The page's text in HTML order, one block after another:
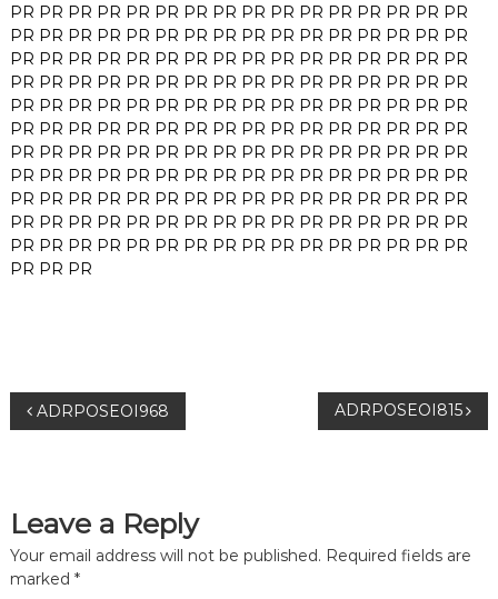
PR PR PR PR PR PR PR PR PR PR PR PR PR PR PR PR
PR PR PR PR PR PR PR PR PR PR PR PR PR PR PR PR
PR PR PR PR PR PR PR PR PR PR PR PR PR PR PR PR
PR PR PR PR PR PR PR PR PR PR PR PR PR PR PR PR
PR PR PR PR PR PR PR PR PR PR PR PR PR PR PR PR
PR PR PR PR PR PR PR PR PR PR PR PR PR PR PR PR
PR PR PR PR PR PR PR PR PR PR PR PR PR PR PR PR
PR PR PR PR PR PR PR PR PR PR PR PR PR PR PR PR
PR PR PR PR PR PR PR PR PR PR PR PR PR PR PR PR
PR PR PR PR PR PR PR PR PR PR PR PR PR PR PR PR
PR PR PR PR PR PR PR PR PR PR PR PR PR PR PR PR
PR PR PR
P
s
t
ADRPOSEOI968 ADRPOSEOI815
Leave a Reply
Your email address will not be published. Required fields are
marked *